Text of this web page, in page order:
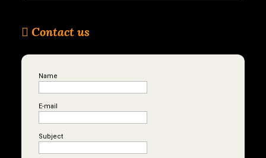
Contact us
Name
E-mail
Subject